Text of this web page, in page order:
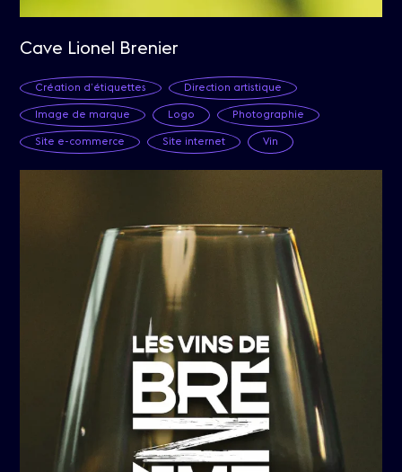
Cave Lionel Brenier
Création d’étiquettes Direction artistique
Image de marque Logo Photographie
Site e-commerce Site internet Vin